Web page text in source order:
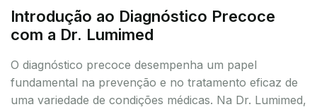
Introdução ao Diagnóstico Precoce
com a Dr. Lumimed
O diagnóstico precoce desempenha um papel
fundamental na prevenção e no tratamento eficaz de
uma variedade de condições médicas. Na Dr. Lumimed,